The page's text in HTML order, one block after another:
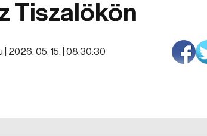
Tiszalökön
2026. 05. 15. | 08:30:30